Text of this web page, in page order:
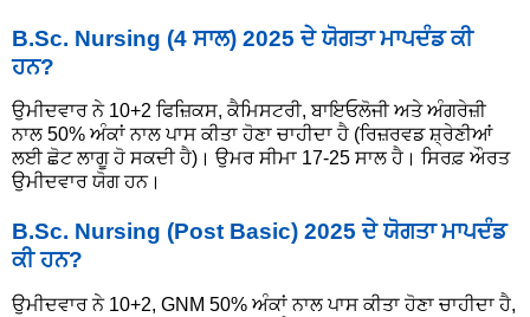
B.Sc. Nursing (4 ਸਾਲ) 2025 ਦੇ ਯੋਗਤਾ ਮਾਪਦੰਡ ਕੀ
ਹਨ?
ਉਮੀਦਵਾਰ ਨੇ 10+2 ਫਿਜ਼ਿਕਸ, ਕੈਮਿਸਟਰੀ, ਬਾਇਓਲੋਜੀ ਅਤੇ ਅੰਗਰੇਜ਼ੀ
ਨਾਲ 50% ਅੰਕਾਂ ਨਾਲ ਪਾਸ ਕੀਤਾ ਹੋਣਾ ਚਾਹੀਦਾ ਹੈ (ਰਿਜ਼ਰਵਡ ਸ਼੍ਰੇਣੀਆਂ
ਲਈ ਛੋਟ ਲਾਗੂ ਹੋ ਸਕਦੀ ਹੈ)। ਉਮਰ ਸੀਮਾ 17-25 ਸਾਲ ਹੈ। ਸਿਰਫ਼ ਔਰਤ
ਉਮੀਦਵਾਰ ਯੋਗ ਹਨ।
B.Sc. Nursing (Post Basic) 2025 ਦੇ ਯੋਗਤਾ ਮਾਪਦੰਡ
ਕੀ ਹਨ?
ਉਮੀਦਵਾਰ ਨੇ 10+2, GNM 50% ਅੰਕਾਂ ਨਾਲ ਪਾਸ ਕੀਤਾ ਹੋਣਾ ਚਾਹੀਦਾ ਹੈ,